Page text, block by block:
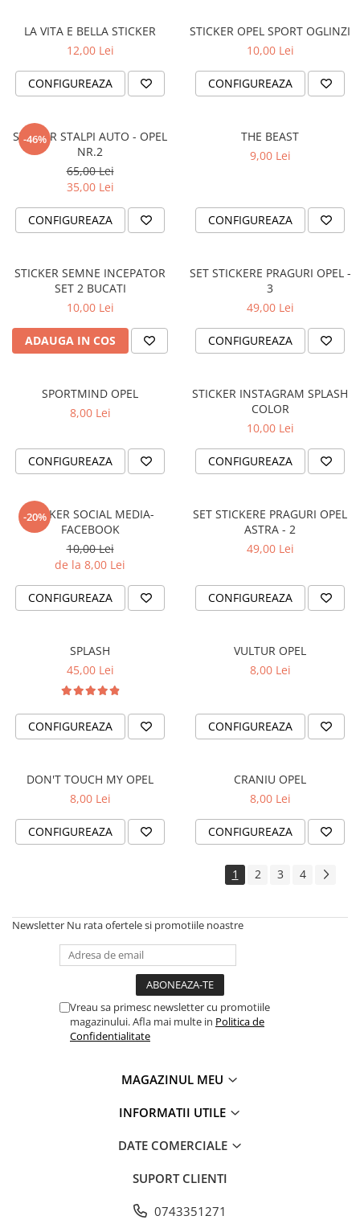
BABY ON BOARD
CAR AUDIO
DIVERSE
LOW STICKERS
PARASOLARE
PAUL WALKER STICKER
PENTRU FETE
PRODUSE IN TRENDING
STICKERE CAPAC REZERVOR
STICKERE CRĂCIUN
STICKERE CU ANIMALE
STICKERE GEAM MIC
STICKERE PENTRU CAPOTA
STICKERE PERSONALIZATE
STICKERE PRINTATE
STICKERE UTILAJE AGRICOLE
VANATOARE - PESCUIT
STICKERE PERSONALIZATE
PRODUSE PERSONALIZATE FIRME
ECHIPAMENT DE LUCRU
PERSONALIZAT
PLACUTE INFORMATIVE
BANNERE PERSONALIZATE
TRICOURI PERSONALIZATE
TRICOURI AUDI
TRICOURI BMW
TRICOURI DACIA
TRICOURI FORD
TRICOURI PEUGEOT
TRICOURI RENAULT
TRICOURI SEAT
TRICOURI VOLKSWAGEN
TRICOURI VOLVO
TRICOURI AMUZANTE
TRICOURI CU PROFESII
TRICOURI CUPLURI/TINERI
LA VITA E BELLA STICKER
12,00 Lei
CONFIGUREAZA
STICKER OPEL SPORT OGLINZI
10,00 Lei
CONFIGUREAZA
-46%
STICKER STALPI AUTO - OPEL
NR.2
65,00 Lei
35,00 Lei
CONFIGUREAZA
THE BEAST
9,00 Lei
CONFIGUREAZA
STICKER SEMNE INCEPATOR
SET 2 BUCATI
10,00 Lei
ADAUGA IN COS
SET STICKERE PRAGURI OPEL -
3
49,00 Lei
CONFIGUREAZA
SPORTMIND OPEL
8,00 Lei
CONFIGUREAZA
STICKER INSTAGRAM SPLASH
COLOR
10,00 Lei
CONFIGUREAZA
-20%
STICKER SOCIAL MEDIA-
FACEBOOK
10,00 Lei
de la 8,00 Lei
CONFIGUREAZA
SET STICKERE PRAGURI OPEL
ASTRA - 2
49,00 Lei
CONFIGUREAZA
SPLASH
45,00 Lei
CONFIGUREAZA
VULTUR OPEL
8,00 Lei
CONFIGUREAZA
DON'T TOUCH MY OPEL
8,00 Lei
CONFIGUREAZA
CRANIU OPEL
8,00 Lei
CONFIGUREAZA
1 2 3 4
Newsletter Nu rata ofertele si promotiile noastre
Vreau sa primesc newsletter cu promotiile
magazinului. Afla mai multe in Politica de
Confidentialitate
MAGAZINUL MEU
INFORMATII UTILE
DATE COMERCIALE
SUPORT CLIENTI
0743351271